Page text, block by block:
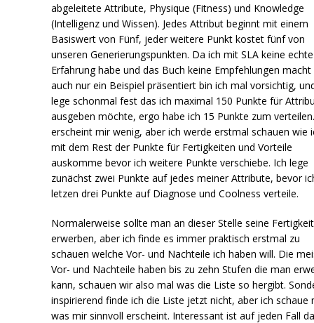
abgeleitete Attribute, Physique (Fitness) und Knowledge
(Intelligenz und Wissen). Jedes Attribut beginnt mit einem
Basiswert von Fünf, jeder weitere Punkt kostet fünf von
unseren Generierungspunkten. Da ich mit SLA keine echte
Erfahrung habe und das Buch keine Empfehlungen
auch nur ein Beispiel präsentiert bin ich mal vorsichtig,
lege schonmal fest das ich maximal 150 Punkte für
ausgeben möchte, ergo habe ich 15 Punkte zum
erscheint mir wenig, aber ich werde erstmal schauen wie
mit dem Rest der Punkte für Fertigkeiten und Vorteile
auskomme bevor ich weitere Punkte verschiebe. Ich lege
zunächst zwei Punkte auf jedes meiner Attribute, bevor
letzen drei Punkte auf Diagnose und Coolness verteile.
Normalerweise sollte man an dieser Stelle seine
erwerben, aber ich finde es immer praktisch erstmal zu
schauen welche Vor- und Nachteile ich haben will. Die
Vor- und Nachteile haben bis zu zehn Stufen die man
kann, schauen wir also mal was die Liste so hergibt.
inspirierend finde ich die Liste jetzt nicht, aber ich schaue
was mir sinnvoll erscheint. Interessant ist auf jeden Fall